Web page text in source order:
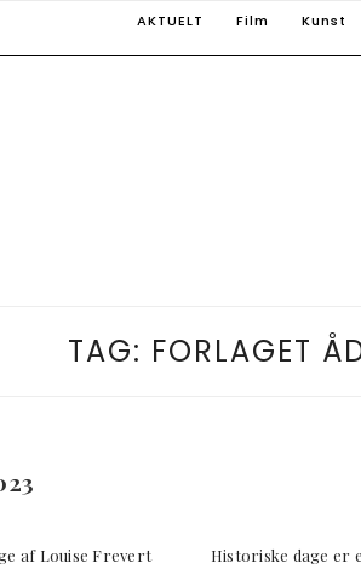
AKTUELT Film Kunst
TAG: FORLAGET
af Louise Frevert Historiske dage er